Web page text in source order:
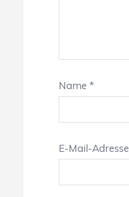
Name *
E-Mail-Adresse